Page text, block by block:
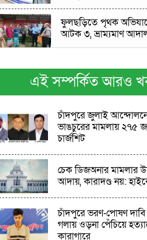
ফুলছড়িতে পৃথক
আটক ৩, ভ্রাম্যমাণ
চকরিয়ায় বিশ্বাসভঙ্গ ও
মামলায় মানিক কারাগারে
আত্রাইয়ে ট্রাক্টর চুরি
লালপুরে দুর্ধর্ষ
গ্রেপ্তার, উদ্ধার লুণ্ঠিত
কান্দিপাড়ায় আনন্দ
১৪৩ নং মৌজায়
এই সম্পর্কিত আরও
চাঁদপুরে জুলাই
ভাঙচুরের মামলায় ২৭৫
চার্জশিট
চেক ডিজঅনার মামলার
আদায়, কারাদণ্ড নয়:
চাঁদপুরে ভরণ-পোষণ
গলায় ওড়না পেঁচিয়ে
কারাগারে